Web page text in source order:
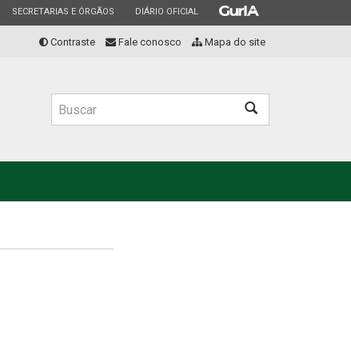
ESTADO
SECRETARIAS E ÓRGÃOS ESTADO
DIÁRIO OFICIAL ESTADO
Contraste Fale conosco Mapa do site
Buscar